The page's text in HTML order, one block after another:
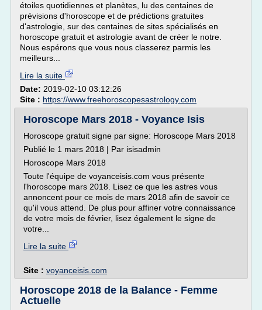
étoiles quotidiennes et planètes, lu des centaines de
prévisions d'horoscope et de prédictions gratuites
d'astrologie, sur des centaines de sites spécialisés en
horoscope gratuit et astrologie avant de créer le notre.
Nous espérons que vous nous classerez parmis les
meilleurs...
Lire la suite
Date: 2019-02-10 03:12:26
Site : https://www.freehoroscopesastrology.com
Horoscope Mars 2018 - Voyance Isis
Horoscope gratuit signe par signe: Horoscope Mars 2018
Publié le 1 mars 2018 | Par isisadmin
Horoscope Mars 2018
Toute l'équipe de voyanceisis.com vous présente
l'horoscope mars 2018. Lisez ce que les astres vous
annoncent pour ce mois de mars 2018 afin de savoir ce
qu'il vous attend. De plus pour affiner votre connaissance
de votre mois de février, lisez également le signe de
votre...
Lire la suite
Site : voyanceisis.com
Horoscope 2018 de la Balance - Femme
Actuelle